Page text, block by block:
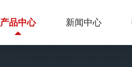
产品中心 新闻中心